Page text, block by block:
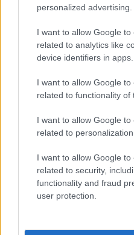
personalized advertising.
I want to allow Google to
related to analytics like
device identifiers in apps.
I want to allow Google to
related to functionality of
I want to allow Google to
related to personalization.
I want to allow Google to
related to security,
functionality and fraud
user protection.
Ethereum
(ETH)
Tether
(USDT)
USDEX
BNB
PLUS LUS